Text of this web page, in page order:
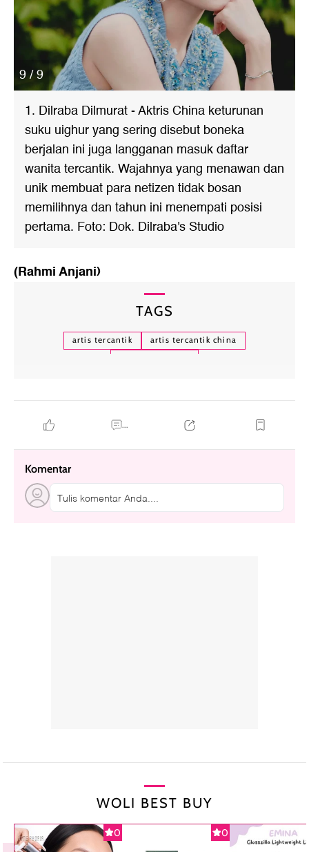
9 / 9
1. Dilraba Dilmurat - Aktris China keturunan
suku uighur yang sering disebut boneka
berjalan ini juga langganan masuk daftar
wanita tercantik. Wajahnya yang menawan dan
unik membuat para netizen tidak bosan
memilihnya dan tahun ini menempati posisi
pertama. Foto: Dok. Dilraba's Studio
(Rahmi Anjani)
TAGS
artis tercantik
artis tercantik china
...
Komentar
Tulis komentar Anda....
WOLI BEST BUY
0 0